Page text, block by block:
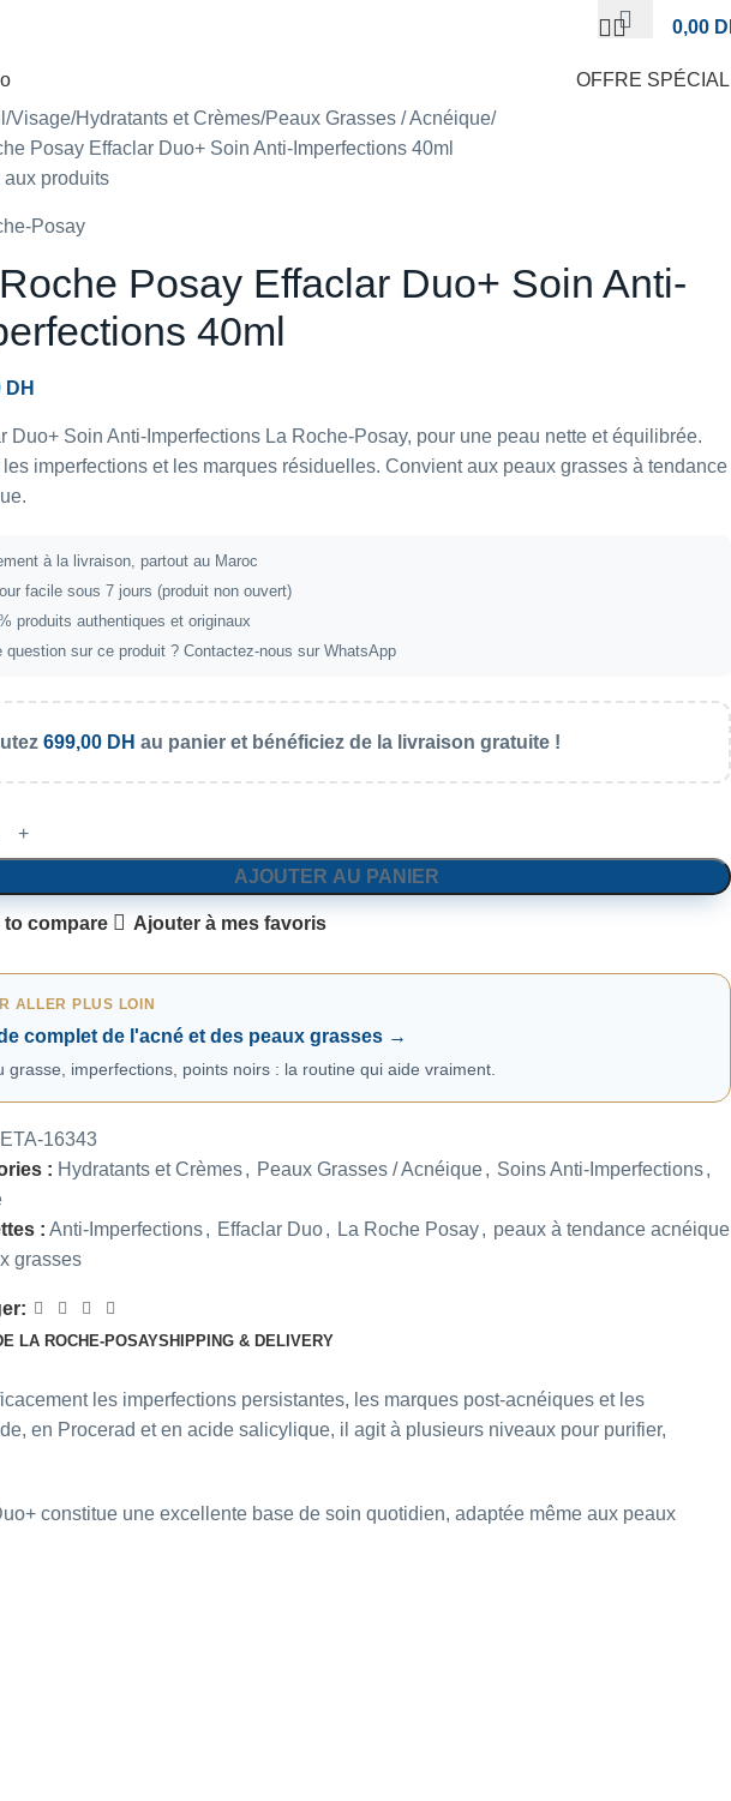
0,00
OFFRE
Visage Hydratants et Crèmes Peaux Grasses / Acnéique
Posay Effaclar Duo+ Soin Anti-Imperfections 40ml
aux produits
Posay
Posay Effaclar Duo+ Soin Anti-
40ml
DH
Duo+ Soin Anti-Imperfections La Roche-Posay, pour une peau nette et équilibrée.
les imperfections et les marques résiduelles. Convient aux peaux grasses à tendance
à la livraison, partout au Maroc
facile sous 7 jours (produit non ouvert)
produits authentiques et originaux
question sur ce produit ? Contactez-nous sur WhatsApp
699,00 DH au panier et bénéficiez de la livraison gratuite !
AJOUTER AU PANIER
to compare Ajouter à mes favoris
ALLER PLUS LOIN
complet de l'acné et des peaux grasses →
grasse, imperfections, points noirs : la routine qui aide vraiment.
ETA-16343
: Hydratants et Crèmes, Peaux Grasses / Acnéique, Soins Anti-Imperfections,
: Anti-Imperfections, Effaclar Duo, La Roche Posay, peaux à tendance acnéique
grasses
LA ROCHE-POSAYSHIPPING & DELIVERY
les imperfections persistantes, les marques post-acnéiques et les
en Procerad et en acide salicylique, il agit à plusieurs niveaux pour purifier,
constitue une excellente base de soin quotidien, adaptée même aux peaux